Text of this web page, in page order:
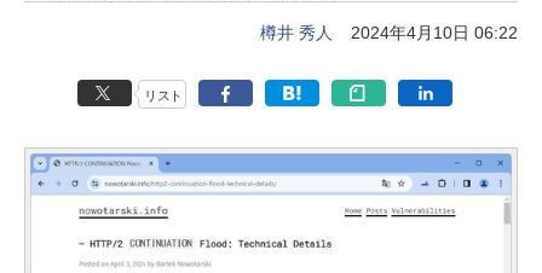
樽井 秀人 2024年4月10日 06:22
リスト